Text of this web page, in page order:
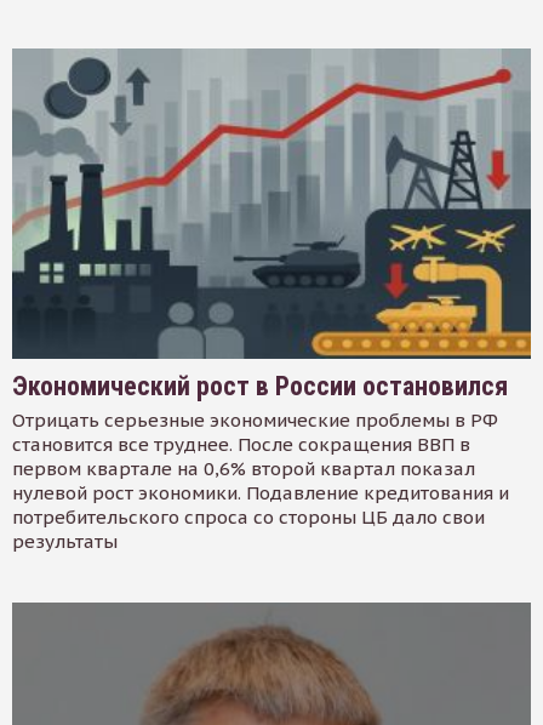
Экономический рост в России остановился
Отрицать серьезные экономические проблемы в РФ
становится все труднее. После сокращения ВВП в
первом квартале на 0,6% второй квартал показал
нулевой рост экономики. Подавление кредитования и
потребительского спроса со стороны ЦБ дало свои
результаты